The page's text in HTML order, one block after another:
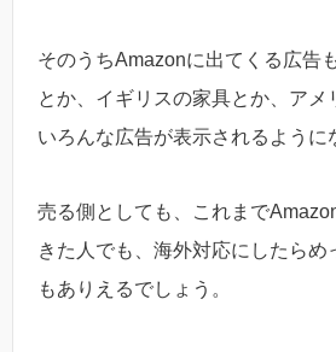
そのうちAmazonに出てくる広告
とか、イギリスの家具とか、アメ
いろんな広告が表示されるように
売る側としても、これまで
きた人でも、海外対応にしたらめ
もありえるでしょう。